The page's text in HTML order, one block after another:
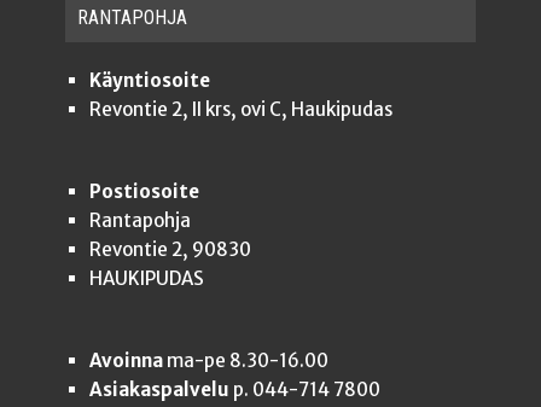
RAN­TA­POH­JA
Käyntiosoite
Revontie 2, II krs, ovi C, Haukipudas
Postiosoite
Rantapohja
Revontie 2, 90830
HAUKIPUDAS
Avoinnama-pe 8.30-16.00
Asiakaspalvelu p. 044-714 7800